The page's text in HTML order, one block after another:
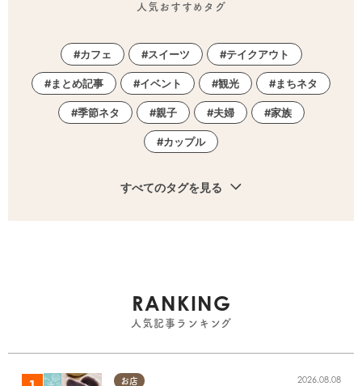
人気おすすめタグ
カフェ スイーツ テイクアウト
まとめ記事 イベント 観光 まちネタ
季節ネタ 親子 夫婦 家族
カップル
すべてのタグを見る
RANKING
人気記事ランキング
お店 2026.08.08